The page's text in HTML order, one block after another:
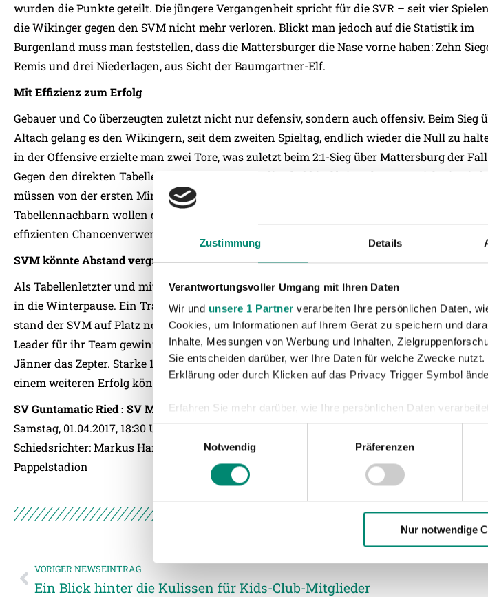
Zustimmung Details
Verantwortungsvoller Umgang mit Ihren Daten
Wir und unsere 1 Partner verarbeiten Ihre persönlichen Daten,
Cookies, um Informationen auf Ihrem Gerät zu speichern und
Inhalte, Messungen von Werbung und Inhalten,
Sie entscheiden darüber, wer Ihre Daten für welche Zwecke
Erklärung oder durch Klicken auf das Privacy Trigger Symbol
Erfahren Sie mehr darüber, wie Ihre persönlichen Daten
Einzelheitenfest.
und die Zugriffe auf unsere Website zu analysieren. Außerdem
Einwilligungsauswahl
Notwendig
Präferenzen
Nur notwendige
wurden die Punkte geteilt. Die jüngere Vergangenheit spricht für die SVR – seit vier
die Wikinger gegen den SVM nicht mehr verloren. Blickt man jedoch auf die Statistik im
Burgenland muss man feststellen, dass die Mattersburger die Nase vorne haben: Zehn
Remis und drei Niederlagen, aus Sicht der Baumgartner-Elf.
Mit Effizienz zum Erfolg
Gebauer und Co überzeugten zuletzt nicht nur defensiv, sondern auch offensiv. Beim Sieg
Altach gelang es den Wikingern, seit dem zweiten Spieltag, endlich wieder die Null zu
in der Offensive erzielte man zwei Tore, was zuletzt beim 2:1-Sieg über Mattersburg der
Gegen den direkten Tabellennachbarn erwartet die Chabbi-Elf ein schweres Spiel. Die Rieder
müssen von der ersten Minute auf den Kampf vorbereitet sein. Im Duell gegen den
Tabellennachbarn wollen die Schwarz-grünen wieder mit einer stabilen Defensive und
effizienten Chancenverwertung zum Erfolg kommen.
SVM könnte Abstand vergrößern
Als Tabellenletzter und mit vier Punkten Rückstand auf das rettende Ufer ging der SV
in die Winterpause. Ein Trainerwechsel, zahlreiche Neuzugänge und zwei
stand der SVM auf Platz neun. Mit Stefan Maierhofer konnten die Burgenländer einen
Leader für ihr Team gewinnen und auf der Seitenlinie schwingt Gerald Baumgartner seit
Jänner das Zepter. Starke 13 Punkte holten die Mattersburger aus den letzten acht Spielen.
einem weiteren Erfolg könnten sie den Abstand auf das Tabellenende auf vier Punkte
SV Guntamatic Ried : SV Mattersburg
Samstag, 01.04.2017, 18:30 Uhr
Schiedsrichter: Markus Hameter
Pappelstadion
VORIGER NEWSEINTRAG
Ein Blick hinter die Kulissen für Kids-Club-Mitglieder